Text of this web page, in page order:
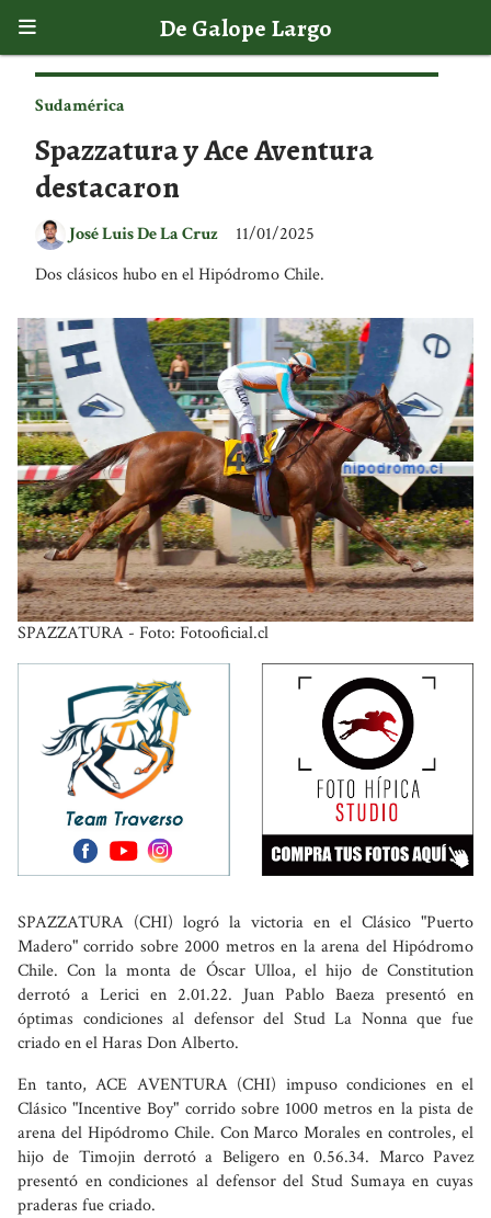
De Galope Largo
Spazzatura y Ace Aventura
destacaron
Dos clásicos hubo en el Hipódromo Chile.
Sudamérica
11/01/2025
José Luis De La Cruz
SPAZZATURA - Foto: Fotooficial.cl
SPAZZATURA (CHI) logró la victoria en el Clásico "Puerto
Madero" corrido sobre 2000 metros en la arena del Hipódromo
Chile. Con la monta de Óscar Ulloa, el hijo de Constitution
derrotó a Lerici en 2.01.22. Juan Pablo Baeza presentó en
óptimas condiciones al defensor del Stud La Nonna que fue
criado en el Haras Don Alberto.
En tanto, ACE AVENTURA (CHI) impuso condiciones en el
Clásico "Incentive Boy" corrido sobre 1000 metros en la pista de
arena del Hipódromo Chile. Con Marco Morales en controles, el
hijo de Timojin derrotó a Beligero en 0.56.34. Marco Pavez
presentó en condiciones al defensor del Stud Sumaya en cuyas
praderas fue criado.